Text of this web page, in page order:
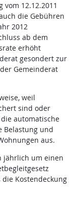
12.12.2011
die Gebühren
2012
ab dem
erhöht
gesondert zur
Gemeinderat
weil
sind oder
automatische
Belastung und
aus.
jährlich um einen
Kostendeckung